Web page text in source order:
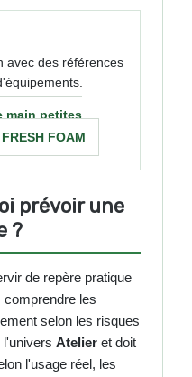
avec des références
main petites
FOAM
prévoir une
?
de repère pratique
comprendre les
selon les risques
Atelier et doit
l'usage réel, les